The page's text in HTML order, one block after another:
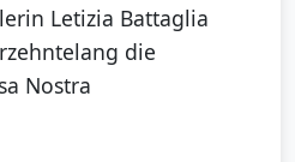
Letizia Battaglia
die
Nostra